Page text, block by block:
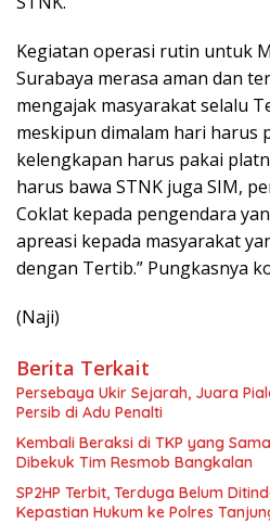
Kegiatan operasi rutin untuk
Surabaya merasa aman dan
mengajak masyarakat selalu
meskipun dimalam hari harus
kelengkapan harus pakai
harus bawa STNK juga SIM,
Coklat kepada pengendara
apreasi kepada masyarakat
dengan Tertib.” Pungkasnya
(Naji)
Berita Terkait
Persebaya Ukir Sejarah, Juara
Persib di Adu Penalti
Kembali Beraksi di TKP yang
Dibekuk Tim Resmob Bangkalan
SP2HP Terbit, Terduga Belum
Kepastian Hukum ke Polres